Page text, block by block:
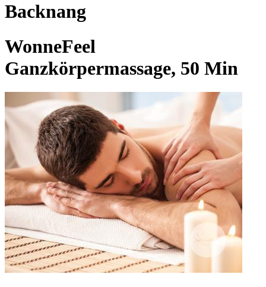
Backnang
WonneFeel
Ganzkörpermassage, 50 Min